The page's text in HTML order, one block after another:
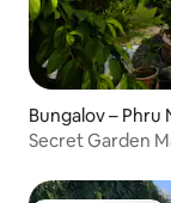
Bungalov – Phru
Secret Garden